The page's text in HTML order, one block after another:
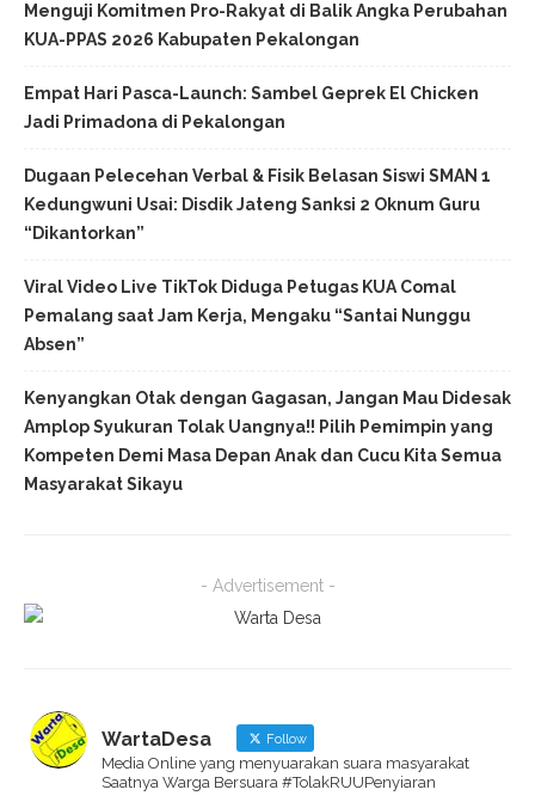
Menguji Komitmen Pro-Rakyat di Balik Angka Perubahan
KUA-PPAS 2026 Kabupaten Pekalongan
Empat Hari Pasca-Launch: Sambel Geprek El Chicken
Jadi Primadona di Pekalongan
Dugaan Pelecehan Verbal & Fisik Belasan Siswi SMAN 1
Kedungwuni Usai: Disdik Jateng Sanksi 2 Oknum Guru
“Dikantorkan”
Viral Video Live TikTok Diduga Petugas KUA Comal
Pemalang saat Jam Kerja, Mengaku “Santai Nunggu
Absen”
Kenyangkan Otak dengan Gagasan, Jangan Mau Didesak
Amplop Syukuran Tolak Uangnya!! Pilih Pemimpin yang
Kompeten Demi Masa Depan Anak dan Cucu Kita Semua
Masyarakat Sikayu
- Advertisement -
WartaDesa Follow
Media Online yang menyuarakan suara masyarakat
Saatnya Warga Bersuara #TolakRUUPenyiaran